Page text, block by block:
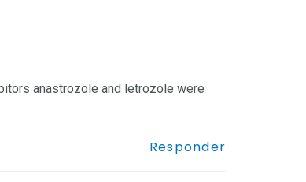
anastrozole and letrozole were
Responder